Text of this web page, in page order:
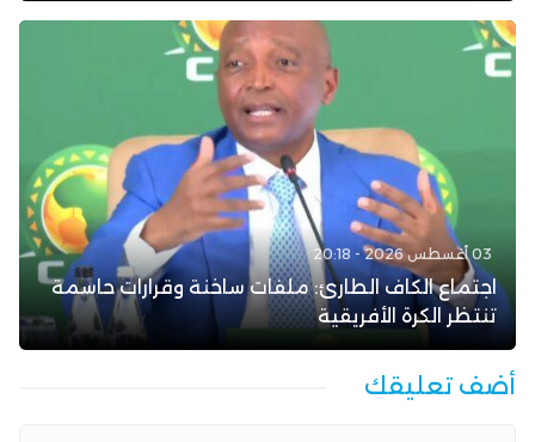
03 أغسطس 2026 - 20:18
اجتماع الكاف الطارئ: ملفات ساخنة وقرارات حاسمة
تنتظر الكرة الأفريقية
أضف تعليقك